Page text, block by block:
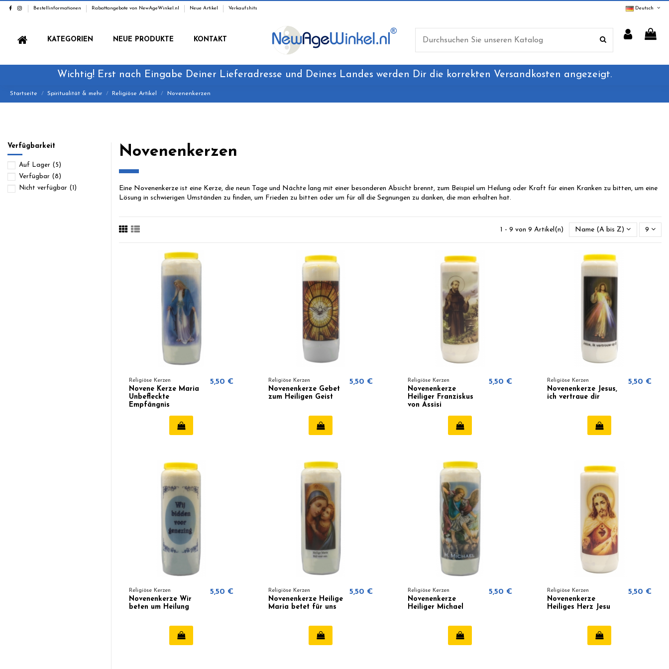
Bestellinformationen Rabattangebote von NewAgeWinkel.nl Neue Artikel Verkaufshits Deutsch
KATEGORIEN NEUE PRODUKTE KONTAKT
Wichtig! Erst nach Eingabe Deiner Lieferadresse und Deines Landes werden Dir die korrekten Versandkosten angezeigt.
Startseite Spiritualität & mehr Religiöse Artikel Novenenkerzen
Novenenkerzen
Eine Novenenkerze ist eine Kerze, die neun Tage und Nächte lang mit einer besonderen Absicht brennt, zum Beispiel um Heilung oder Kraft für einen Kranken zu bitten, um eine
Lösung in schwierigen Umständen zu finden, um Frieden zu bitten oder um für all die Segnungen zu danken, die man erhalten hat.
1 - 9 von 9 Artikel(n) Name (A bis Z) 9
Religiöse Kerzen
Novene Kerze Maria
Unbefleckte
Empfängnis
5,50 € Religiöse Kerzen
Novenenkerze Gebet
zum Heiligen Geist
5,50 € Religiöse Kerzen
Novenenkerze
Heiliger Franziskus
von Assisi
5,50 € Religiöse Kerzen
Novenenkerze Jesus,
ich vertraue dir
5,50 €
Religiöse Kerzen
Novenenkerze Wir
beten um Heilung
5,50 € Religiöse Kerzen
Novenenkerze Heilige
Maria betet für uns
5,50 € Religiöse Kerzen
Novenenkerze
Heiliger Michael
5,50 € Religiöse Kerzen
Novenenkerze
Heiliges Herz Jesu
5,50 €
Verfügbarkeit
Auf Lager (5)
Verfügbar (8)
Nicht verfügbar (1)